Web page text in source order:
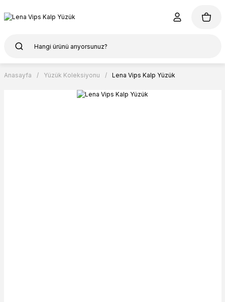
Anasayfa Yüzük Koleksiyonu Lena Vips Kalp Yüzük